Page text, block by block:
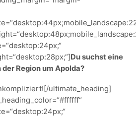
Du suchst eine
Region um Apolda?
ultimate_heading]